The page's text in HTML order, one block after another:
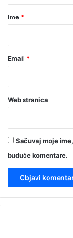
rIme *
Email *
Web stranica
Sačuvaj moje
buduće komentare.